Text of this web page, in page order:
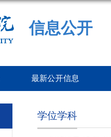
信息公开
最新公开信息
学位学科